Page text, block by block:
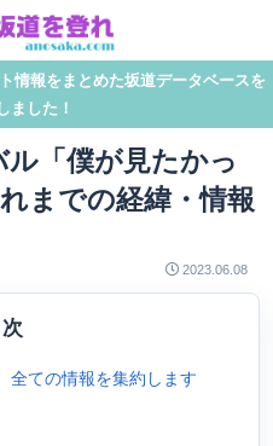
情報をまとめた坂道データベースを
ました！
「僕が見たかっ
までの経緯・情報
2023.06.08
次
全ての情報を集約します